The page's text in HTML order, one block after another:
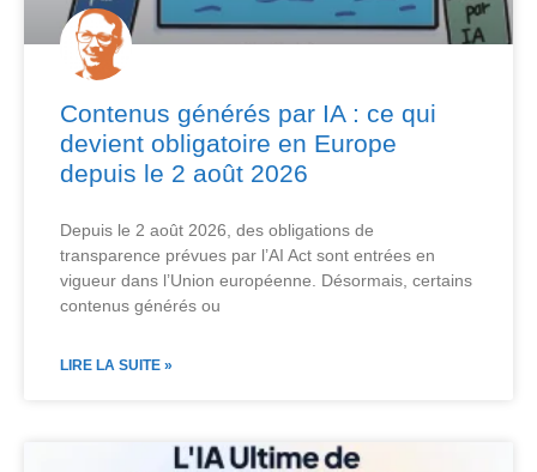
Contenus générés par IA : ce qui
devient obligatoire en Europe
depuis le 2 août 2026
Depuis le 2 août 2026, des obligations de
transparence prévues par l’AI Act sont entrées en
vigueur dans l’Union européenne. Désormais, certains
contenus générés ou
LIRE LA SUITE »